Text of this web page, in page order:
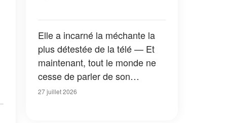
Elle a incarné la méchante la
plus détestée de la télé — Et
maintenant, tout le monde ne
cesse de parler de son
apparition dans la nouvelle
27 juillet 2026